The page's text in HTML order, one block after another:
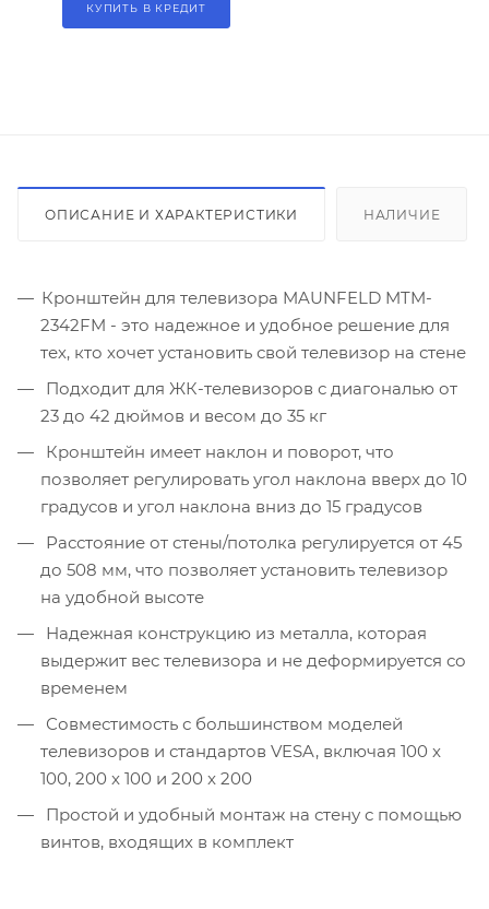
КУПИТЬ В КРЕДИТ
ОПИСАНИЕ И ХАРАКТЕРИСТИКИ НАЛИЧИЕ
Кронштейн для телевизора MAUNFELD MTM-
2342FM - это надежное и удобное решение для
тех, кто хочет установить свой телевизор на стене
Подходит для ЖК-телевизоров с диагональю от
23 до 42 дюймов и весом до 35 кг
Кронштейн имеет наклон и поворот, что
позволяет регулировать угол наклона вверх до 10
градусов и угол наклона вниз до 15 градусов
Расстояние от стены/потолка регулируется от 45
до 508 мм, что позволяет установить телевизор
на удобной высоте
Надежная конструкцию из металла, которая
выдержит вес телевизора и не деформируется со
временем
Совместимость с большинством моделей
телевизоров и стандартов VESA, включая 100 x
100, 200 x 100 и 200 x 200
Простой и удобный монтаж на стену с помощью
винтов, входящих в комплект